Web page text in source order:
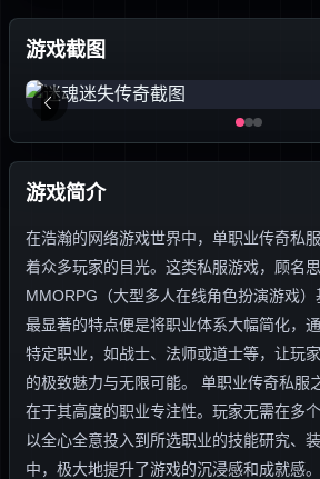
游戏截图
游戏简介
在浩瀚的网络游戏世界中，单职业传奇私
着众多玩家的目光。这类私服游戏，顾名
MMORPG（大型多人在线角色扮演游戏）
最显著的特点便是将职业体系大幅简化，
特定职业，如战士、法师或道士等，让玩
的极致魅力与无限可能。 单职业传奇私服
在于其高度的职业专注性。玩家无需在多
以全心全意投入到所选职业的技能研究、
中，极大地提升了游戏的沉浸感和成就感